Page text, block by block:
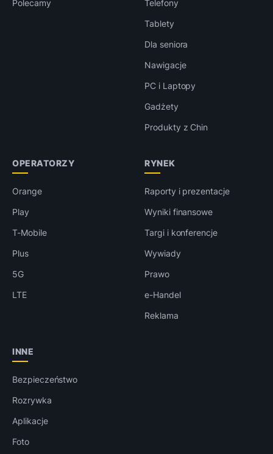
Polecamy
Telefony
Tablety
Dla seniora
Nawigacje
PC i Laptopy
Gadżety
Produkty z Chin
OPERATORZY
Orange
Play
T-Mobile
Plus
5G
LTE
RYNEK
Raporty i prezentacje
Wyniki finansowe
Targi i konferencje
Wywiady
Prawo
e-Handel
Reklama
INNE
Bezpieczeństwo
Rozrywka
Aplikacje
Foto